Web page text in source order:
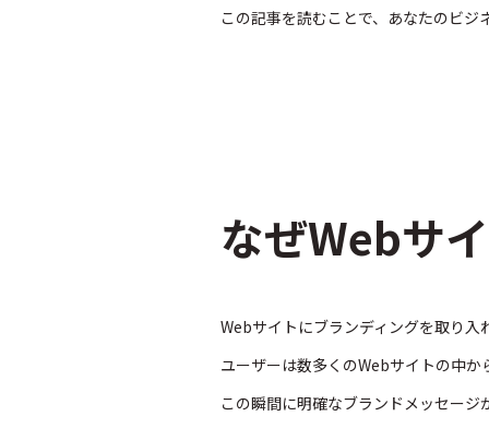
この記事を読むことで、あなたのビジ
なぜWebサ
Webサイトにブランディングを取り入
ユーザーは数多くのWebサイトの中か
この瞬間に明確なブランドメッセージ